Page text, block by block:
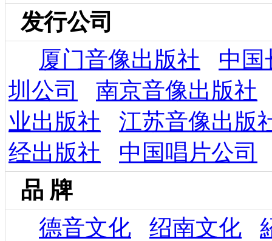
发行公司
厦门音像出版社
中国
圳公司
南京音像出版社
业出版社
江苏音像出版
经出版社
中国唱片公司
品 牌
德音文化
绍南文化